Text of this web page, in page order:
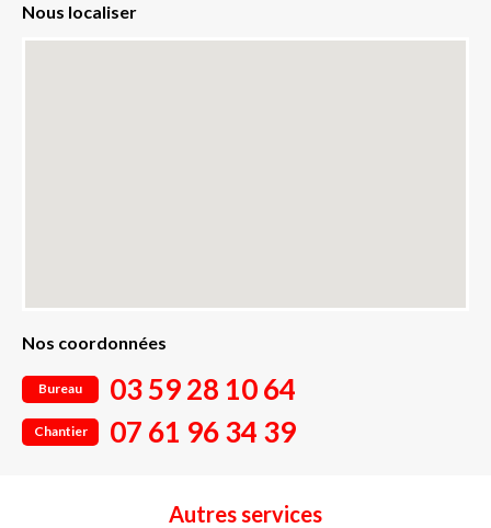
Nous localiser
Nos coordonnées
Bureau 03 59 28 10 64
Chantier 07 61 96 34 39
Autres services